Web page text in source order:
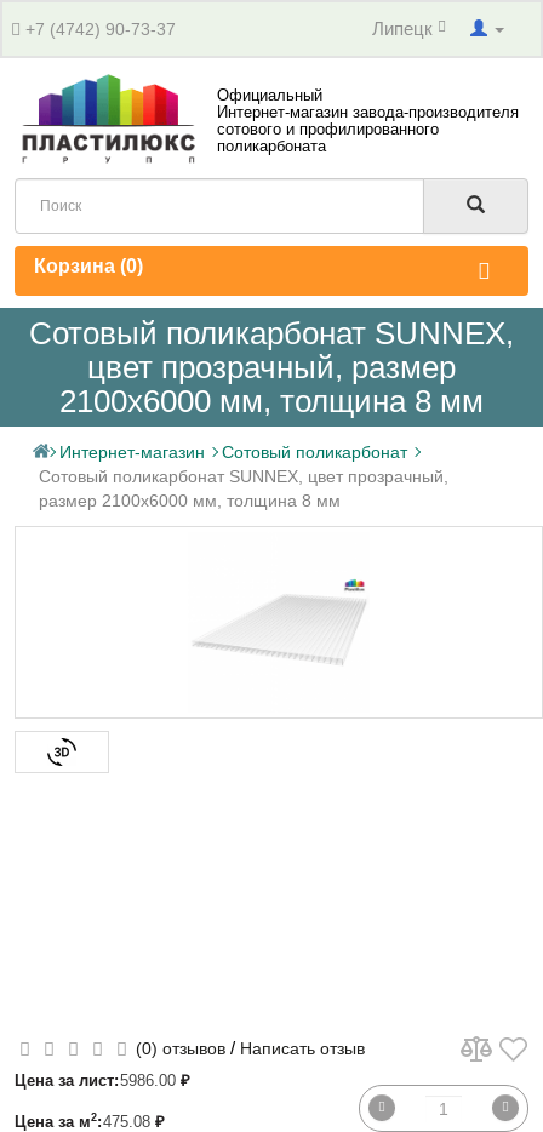
+7 (4742) 90-73-37 Липецк
Официальный
Интернет-магазин завода-производителя
сотового и профилированного
поликарбоната
Корзина (0)
Сотовый поликарбонат SUNNEX,
цвет прозрачный, размер
2100x6000 мм, толщина 8 мм
Интернет-магазин
Сотовый поликарбонат
Сотовый поликарбонат SUNNEX, цвет прозрачный,
размер 2100x6000 мм, толщина 8 мм
(0) отзывов / Написать отзыв
Цена за лист:5986.00 ₽
Цена за м2:475.08 ₽